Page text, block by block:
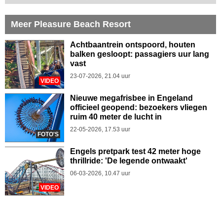
Meer Pleasure Beach Resort
VIDEO
Achtbaantrein ontspoord, houten
balken gesloopt: passagiers uur lang
vast
23-07-2026, 21.04 uur
FOTO'S
Nieuwe megafrisbee in Engeland
officieel geopend: bezoekers vliegen
ruim 40 meter de lucht in
22-05-2026, 17.53 uur
VIDEO
Engels pretpark test 42 meter hoge
thrillride: 'De legende ontwaakt'
06-03-2026, 10.47 uur